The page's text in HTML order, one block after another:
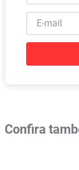
Confira